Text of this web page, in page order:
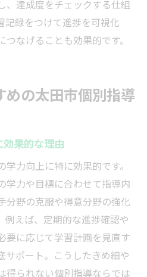
、達成度をチェックする仕組
記録をつけて進捗を可視化
なげることも効果的です。
めの太田市個別指導
果的な理由
力向上に特に効果的です。
学力や目標に合わせて指導内
分野の克服や得意分野の強化
例えば、定期的な進捗確認や
要に応じて学習計画を見直す
サポート。こうしたきめ細や
得られない個別指導ならでは